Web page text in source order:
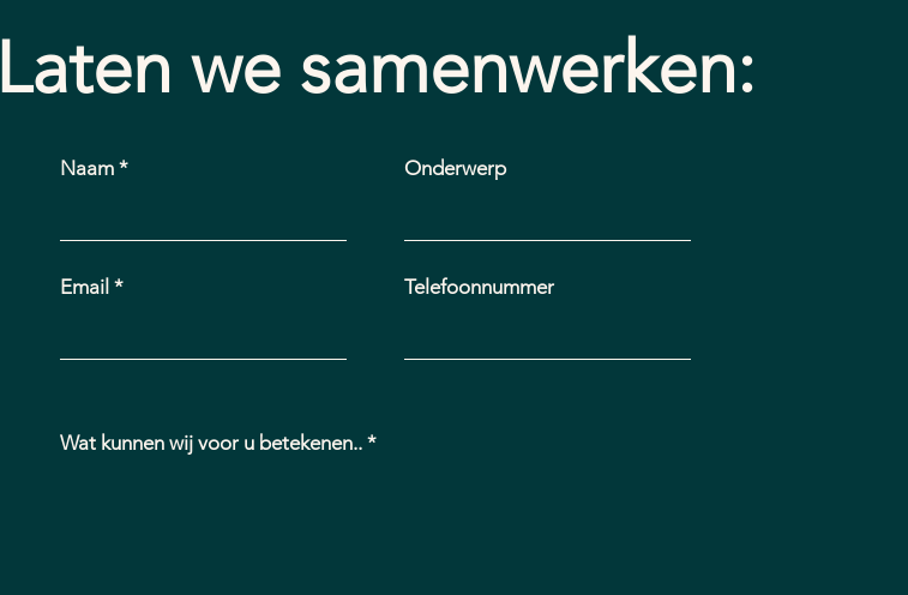
Naam
Email
Onderwerp
Telefoonnummer
Wat kunnen wij voor u betekenen..
Laten we samenwerken: